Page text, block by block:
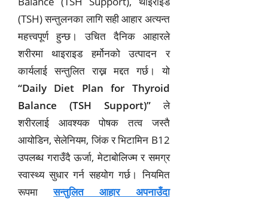
(TSH) सन्तुलनका लागि सही आहार अत्यन्त
महत्त्वपूर्ण हुन्छ। उचित दैनिक आहारले
शरीरमा थाइराइड हर्मोनको उत्पादन र
कार्यलाई सन्तुलित राख्न मद्दत गर्छ। यो
“Daily Diet Plan for Thyroid
Balance (TSH Support)”ले
शरीरलाई आवश्यक पोषक तत्व जस्तै
आयोडिन, सेलेनियम, जिंक र भिटामिन B12
उपलब्ध गराउँदै ऊर्जा, मेटाबोलिज्म र समग्र
स्वास्थ्य सुधार गर्न सहयोग गर्छ। नियमित
रूपमासन्तुलित आहार अपनाउँदा